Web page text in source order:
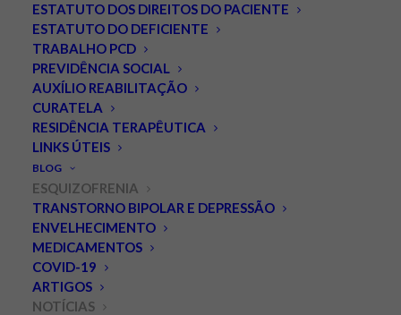
ESTATUTO DOS DIREITOS DO PACIENTE
ESTATUTO DO DEFICIENTE
TRABALHO PCD
PREVIDÊNCIA SOCIAL
AUXÍLIO REABILITAÇÃO
CURATELA
RESIDÊNCIA TERAPÊUTICA
LINKS ÚTEIS
BLOG
ESQUIZOFRENIA
TRANSTORNO BIPOLAR E DEPRESSÃO
ENVELHECIMENTO
MEDICAMENTOS
COVID-19
ARTIGOS
NOTÍCIAS
Invega Hafyera é
aprovado pelo FDA:
tratamento para
esquizofrenia com duas
injeções anuais.